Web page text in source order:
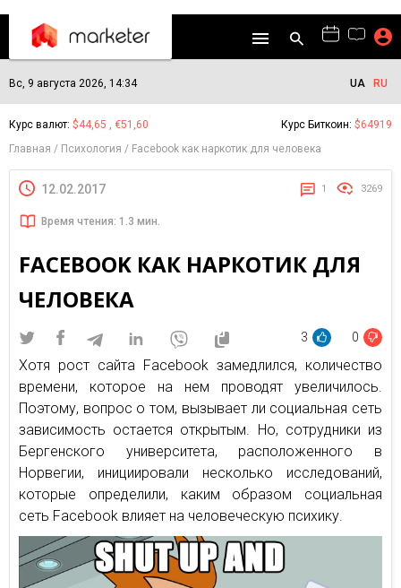
Вс, 9 августа 2026, 14:34 UA RU
Курс валют: $44,65 , €51,60 Курс Биткоин: $64919
Главная
Психология Facebook как наркотик для человека
12.02.2017 1 3269
Время чтения: 1.3 мин.
FACEBOOK КАК НАРКОТИК ДЛЯ
ЧЕЛОВЕКА
3 0
Хотя рост сайта Facebook замедлился, количество
времени, которое на нем проводят увеличилось.
Поэтому, вопрос о том, вызывает ли социальная сеть
зависимость остается открытым. Но, сотрудники из
Бергенского университета, расположенного в
Норвегии, инициировали несколько исследований,
которые определили, каким образом социальная
сеть Facebook влияет на человеческую психику.